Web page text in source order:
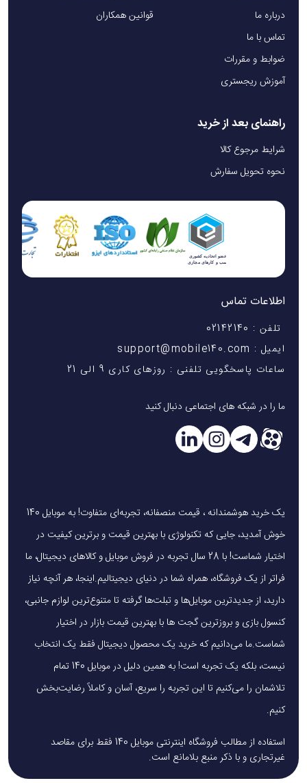
درباره ما
تماس با ما
ضوابط و مقررات
آموزش ریجستری
قوانین همکاران
راهنمای بعد از خرید
شرایط مرجوع کالا
نحوه تحویل سفارش
اطلاعات تماس
تلفن : 02142140
ایمیل : support@mobile140.com
ساعات پاسخگویی تلفنی : روزهای کاری 9 الی 21
ما را در شبکه های اجتماعی دنبال کنید
یک خرید هوشمندانه ، قیمت منصفانه، تجربه‌ای متفاوت! به موبایل 140
خوش آمدید، جایی که تکنولوژی با بهترین قیمت و برترین کیفیت در
اختیار شماست! با 28 سال تجربه در فروش موبایل و کالاهای دیجیتال، ما
فراتر از یک فروشگاه، همراه شما در دنیای دیجیتالیم.اینجا، هر آنچه نیاز
دارید، از جدیدترین موبایل‌ها و تبلت‌ها گرفته تا متنوع‌ترین لوازم جانبی،
کنسول بازی و بروزترین گجت ها با بهترین قیمت بازار در اختیار
شماست.ما می‌دانیم که خرید یک محصول دیجیتال فقط یک انتخاب
نیست، بلکه یک تجربه است! به همین دلیل در موبایل 140 تمام
تلاشمان را می‌کنیم تا این تجربه را سریع، آسان و کاملاً رضایت‌بخش
کنیم.
استفاده از مطالب فروشگاه اینترنتی موبایل 140 فقط برای مقاصد
غیرتجاری و با ذکر منبع بلامانع است.